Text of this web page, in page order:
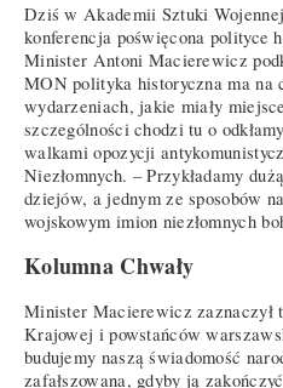
Dziś w Akademii Sztuki
konferencja poświęcona polityce
Minister Antoni Macierewicz
MON polityka historyczna ma na
wydarzeniach, jakie miały
szczególności chodzi tu o
walkami opozycji
Niezłomnych. – Przykładamy
dziejów, a jednym ze sposobów
wojskowym imion niezłomnych
Kolumna Chwały
Minister Macierewicz zaznaczył
Krajowej i powstańców
budujemy naszą świadomość
zafałszowana, gdyby ją